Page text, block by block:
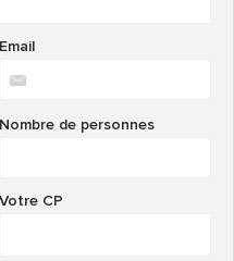
Email
Nombre de personnes
Votre CP